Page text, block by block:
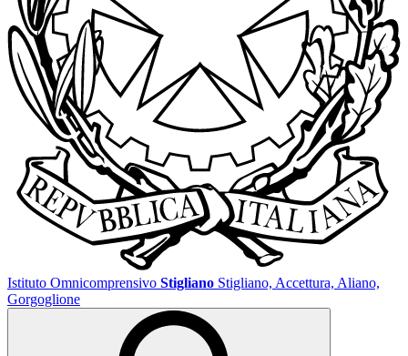
Istituto Omnicomprensivo Stigliano Stigliano, Accettura, Aliano,
Gorgoglione